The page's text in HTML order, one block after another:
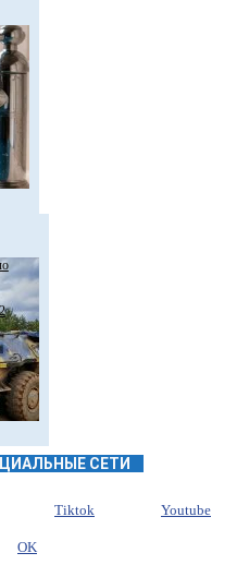
СЕТИ
Tiktok Youtube
OK